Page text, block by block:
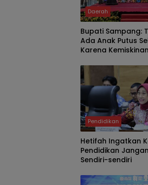
Daerah
Bupati Sampang:
Ada Anak Putus
Karena Kemiskinan
Pendidikan
Hetifah Ingatkan
Pendidikan
Sendiri-sendiri